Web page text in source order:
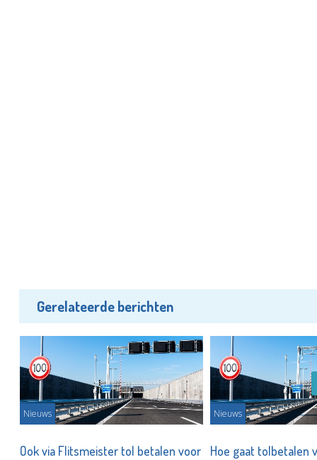
Gerelateerde berichten
Nieuws
Ook via Flitsmeister tol betalen voor
Nieuws
Hoe gaat tolbetalen